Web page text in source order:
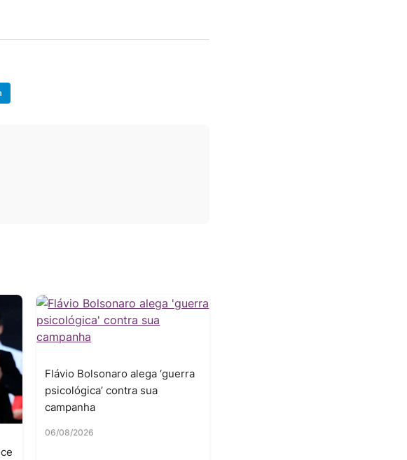
Flávio Bolsonaro alega ‘guerra
psicológica’ contra sua
campanha
06/08/2026